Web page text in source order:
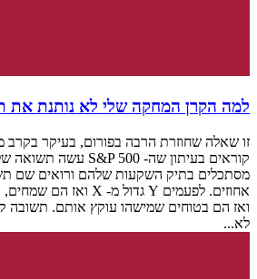
למה הקרן המחקה שלי לא נותנת את
זו שאלה שחוזרת הרבה בפורום, בעיקר בקרב
ואז הם בטוחים שמישהו עוקץ אותם. תשובה
לא...